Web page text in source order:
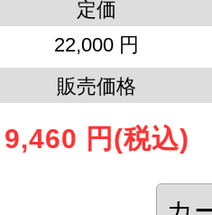
定価
22,000 円
販売価格
9,460 円 (税込)